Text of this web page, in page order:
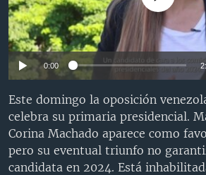
VENEZUELA
BRASIL
NICARAGUA
ECONOMÍA
ENTRETENIMIENTO Y CULTURA
TECNOLOGÍA
CIENCIA Y SALUD
MULTIMEDIA
VIDEOS
FOTOGRAFÍA
PROGRAMAS TV
EL MUNDO AL DÍA
VISIÓN 360
LAS CLAVES
PANORAMA
RADIO
AUDIONOTICIAS
BUENOS DÍAS AMÉRICA
ESTADOS UNIDOS AL DÍA
DOCUMENTALES DE LA VOA
Learning English
0:00
Este domingo la oposición
celebra su primaria presidencial.
Corina Machado aparece como
pero su eventual triunfo no
candidata en 2024. Está